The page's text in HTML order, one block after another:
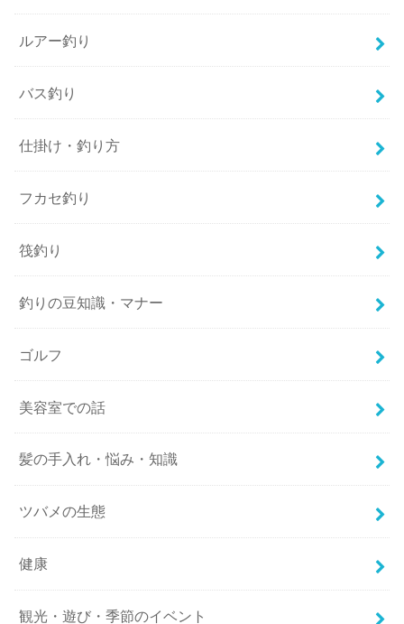
ルアー釣り
バス釣り
仕掛け・釣り方
フカセ釣り
筏釣り
釣りの豆知識・マナー
ゴルフ
美容室での話
髪の手入れ・悩み・知識
ツバメの生態
健康
観光・遊び・季節のイベント